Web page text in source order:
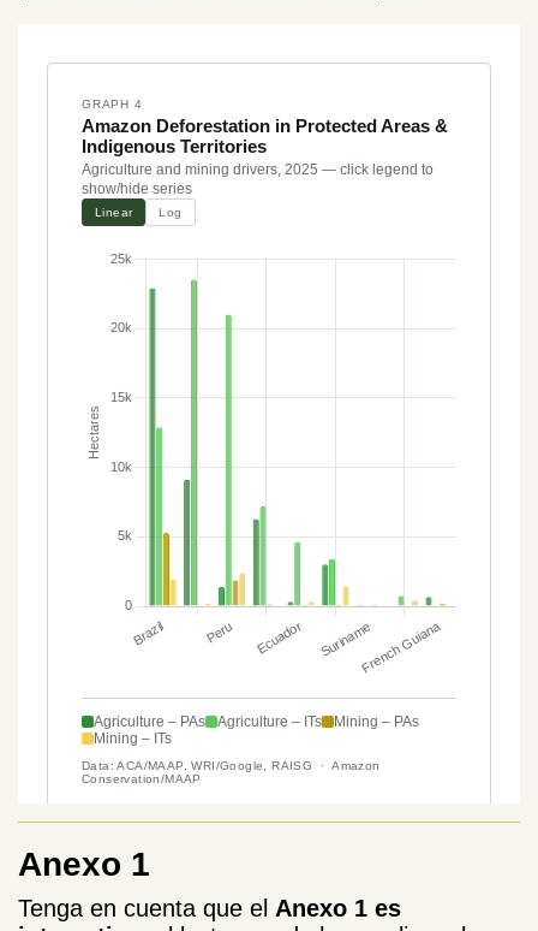
Anexo 1
Tenga en cuenta que el Anexo 1 es